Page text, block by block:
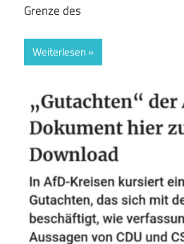
Grenze des
Weiterlesen